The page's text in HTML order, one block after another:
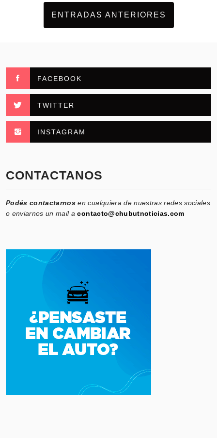
ENTRADAS ANTERIORES
FACEBOOK
TWITTER
INSTAGRAM
CONTACTANOS
Podés contactarnos en cualquiera de nuestras redes sociales
o enviarnos un mail acontacto@chubutnoticias.com